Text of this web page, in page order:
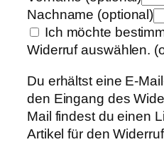
Nachname (optional)
Ich möchte
Widerruf auswählen.
Du erhältst eine E-
den Eingang des
Mail findest du einen
Artikel für den